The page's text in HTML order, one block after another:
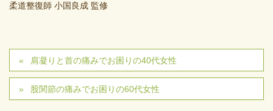
柔道整復師 小国良成 監修
肩凝りと首の痛みでお困りの40代女性
股関節の痛みでお困りの60代女性